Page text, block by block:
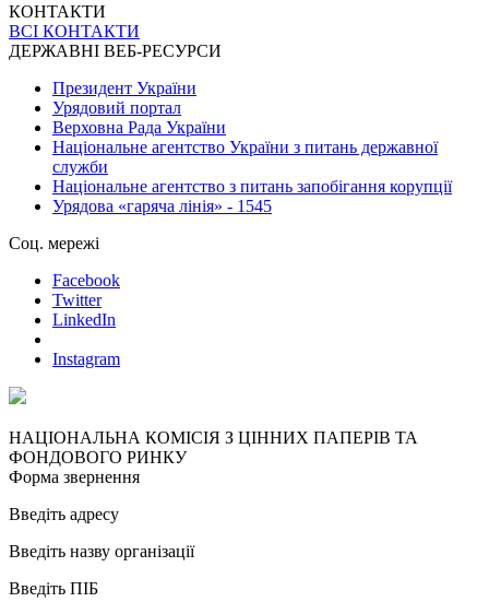
КОНТАКТИ
ВСІ КОНТАКТИ
ДЕРЖАВНІ ВЕБ-РЕСУРСИ
Президент України
Урядовий портал
Верховна Рада України
Національне агентство України з питань державної
служби
Національне агентство з питань запобігання корупції
Урядова «гаряча лінія» - 1545
Соц. мережі
Facebook
Twitter
LinkedIn
Instagram
НАЦІОНАЛЬНА КОМІСІЯ З ЦІННИХ ПАПЕРІВ ТА
ФОНДОВОГО РИНКУ
Форма звернення
Введіть адресу
Введіть назву організації
Введіть ПІБ